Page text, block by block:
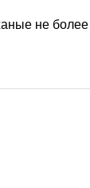
не более